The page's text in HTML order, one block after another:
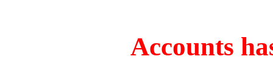
Accounts